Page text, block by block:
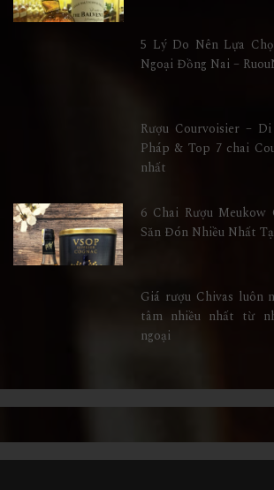
5 Lý Do Nên Lựa
Ngoại Đồng Nai –
Rượu Courvoisier –
Pháp & Top 7 chai
nhất
6 Chai Rượu
Săn Đón Nhiều Nhất
Giá rượu Chivas luôn
tâm nhiều nhất từ
ngoại